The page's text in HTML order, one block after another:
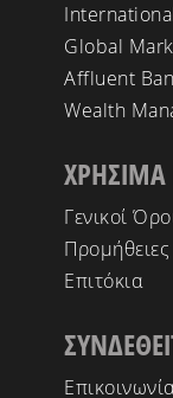
Global
Affluent
Wealth
ΧΡΗΣΙΜΑ
Γενικοί
Επιτόκια